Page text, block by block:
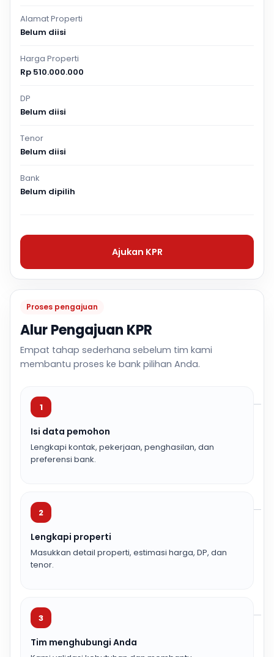
Proses pengajuan
Alur Pengajuan KPR
Empat tahap sederhana sebelum tim kami
membantu proses ke bank pilihan Anda.
1
Isi data pemohon
Lengkapi kontak, pekerjaan, penghasilan, dan
preferensi bank.
2
Lengkapi properti
Masukkan detail properti, estimasi harga, DP, dan
tenor.
3
Tim menghubungi Anda
Alamat Properti
Belum diisi
Harga Properti
Rp 510.000.000
DP
Belum diisi
Tenor
Belum diisi
Bank
Belum dipilih
Ajukan KPR